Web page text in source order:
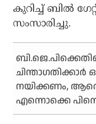
കുറിച്ച് ബില്‍
സംസാരിച്ചു.
നയിക്കണം, ആരെ
എന്നൊക്കെ